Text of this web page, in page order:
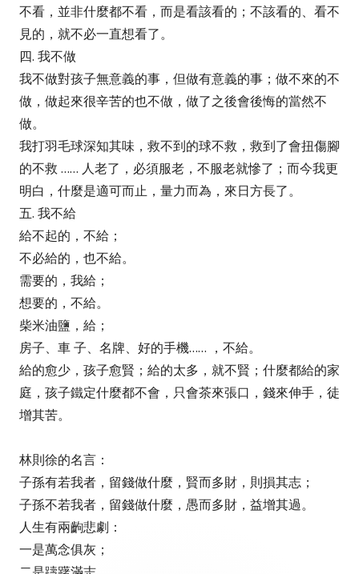
不看，並非什麼都不看，而是看該看的；不該看的、看不
見的，就不必一直想看了。
四. 我不做
我不做對孩子無意義的事，但做有意義的事；做不來的不
做，做起來很辛苦的也不做，做了之後會後悔的當然不
做。
我打羽毛球深知其味，救不到的球不救，救到了會扭傷腳
的不救 …… 人老了，必須服老，不服老就慘了；而今我更
明白，什麼是適可而止，量力而為，來日方長了。
五. 我不給
給不起的，不給；
不必給的，也不給。
需要的，我給；
想要的，不給。
柴米油鹽，給；
房子、車 子、名牌、好的手機…… ，不給。
給的愈少，孩子愈賢；給的太多，就不賢；什麼都給的家
庭，孩子鐵定什麼都不會，只會茶來張口，錢來伸手，徒
增其苦。
林則徐的名言：
子孫有若我者，留錢做什麼，賢而多財，則損其志；
子孫不若我者，留錢做什麼，愚而多財，益增其過。
人生有兩齣悲劇：
一是萬念俱灰；